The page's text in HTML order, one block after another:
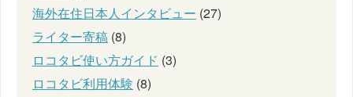
海外在住日本人インタビュー (27)
ライター寄稿 (8)
ロコタビ使い方ガイド (3)
ロコタビ利用体験 (8)